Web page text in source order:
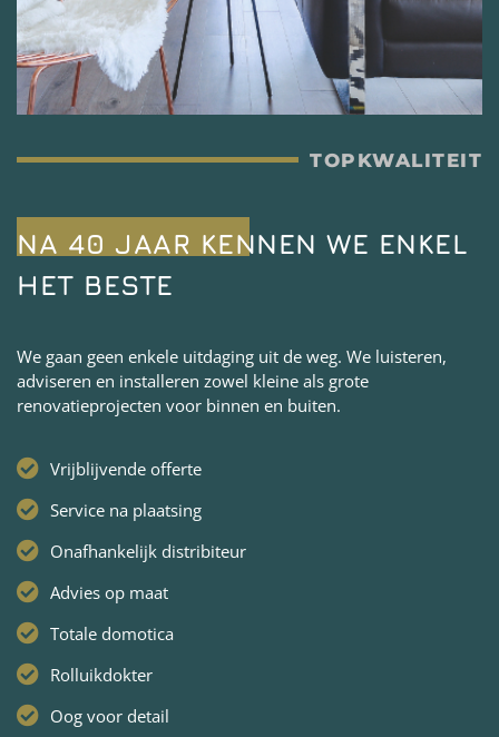
TOPKWALITEIT
NA 40 JAAR KENNEN WE ENKEL
HET BESTE
We gaan geen enkele uitdaging uit de weg. We luisteren,
adviseren en installeren zowel kleine als grote
renovatieprojecten voor binnen en buiten.
Vrijblijvende offerte
Service na plaatsing
Onafhankelijk distribiteur
Advies op maat
Totale domotica
Rolluikdokter
Oog voor detail